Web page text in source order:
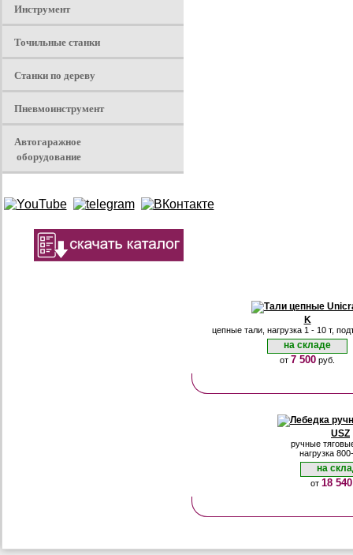
Инструмент
Точильные станки
Станки по дереву
Пневмоинструмент
Автогаражное
оборудование
K
цепные тали, нагрузка 1 - 10 т,
на складе
от 7 500 руб.
USZ
ручные
нагрузка
на
от 18 540